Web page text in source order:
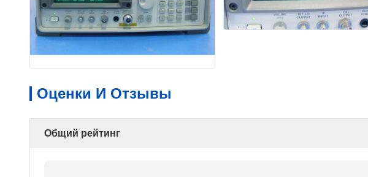
Оценки И Отзывы
Общий рейтинг